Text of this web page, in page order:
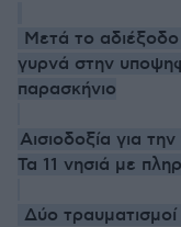
Μετά το
γυρνά στην
παρασκήνιο
Αισιοδοξία για
Τα 11 νησιά με
Δύο